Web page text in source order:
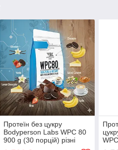
Протеїн без цукру
Bodyperson Labs WPC 80
900 g (30 порцій) різні